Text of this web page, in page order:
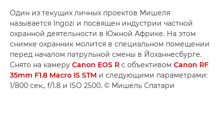
Один из текущих личных проектов Мишеля
называется Ingozi и посвящен индустрии частной
охранной деятельности в Южной Африке. На этом
снимке охранник молится в специальном помещении
перед началом патрульной смены в Йоханнесбурге.
Снято на камеру Canon EOS R с объективом Canon RF
35mm F1.8 Macro IS STM и следующими параметрами:
1/800 сек., f/1.8 и ISO 2500. © Мишель Спатари